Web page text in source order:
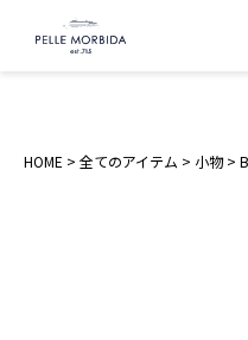
HOME 全てのアイテム 小物